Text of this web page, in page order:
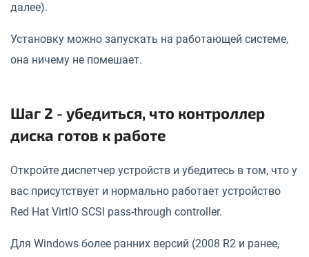
далее).
Установку можно запускать на работающей системе,
она ничему не помешает.
Шаг 2 - убедиться, что контроллер
диска готов к работе
Откройте диспетчер устройств и убедитесь в том, что у
вас присутствует и нормально работает устройство
Red Hat VirtIO SCSI pass-through controller.
Для Windows более ранних версий (2008 R2 и ранее,